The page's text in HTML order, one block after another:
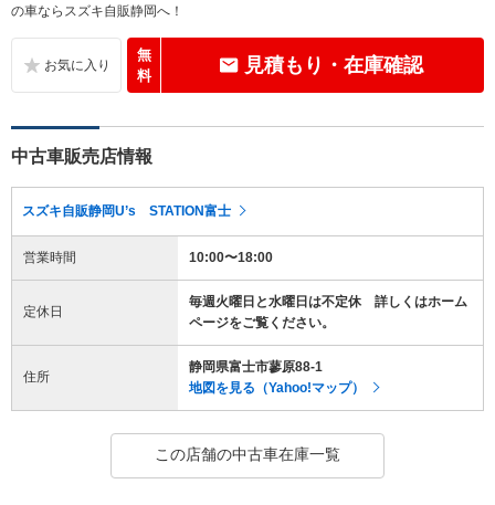
の車ならスズキ自販静岡へ！
無
料
見積もり・在庫確認
中古車販売店情報
スズキ自販静岡U’s STATION富士
営業時間 10:00〜18:00
定休日
毎週火曜日と水曜日は不定休 詳しくはホーム
ページをご覧ください。
住所
静岡県富士市蓼原88-1
地図を見る（Yahoo!マップ）
この店舗の中古車在庫一覧